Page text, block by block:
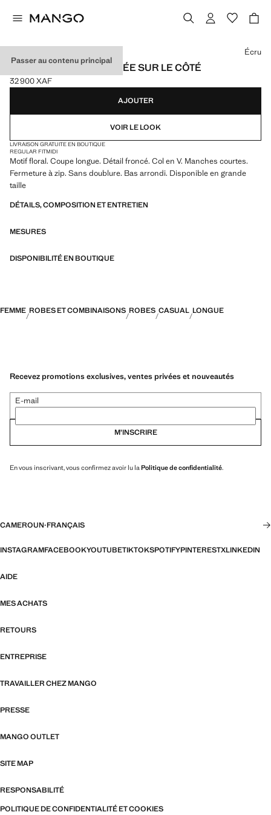
Passer au contenu principal
ROBE FLORALE FRONCÉE SUR LE CÔTÉ
Prix actuel [32 900 XAF ]
32 900 XAF
Choisissez une couleur
Écru
AJOUTER
VOIR LE LOOK
LIVRAISON GRATUITE EN BOUTIQUE
REGULAR FITMIDI
Motif floral. Coupe longue. Détail froncé. Col en V. Manches courtes.
Fermeture à zip. Sans doublure. Bas arrondi. Disponible en grande
taille
DÉTAILS, COMPOSITION ET ENTRETIEN
MESURES
DISPONIBILITÉ EN BOUTIQUE
FEMME ROBES ET COMBINAISONS ROBES CASUAL LONGUE
Recevez promotions exclusives, ventes privées et nouveautés
E-mail
M’INSCRIRE
En vous inscrivant, vous confirmez avoir lu la Politique de confidentialité.
CAMEROUN·FRANÇAIS
INSTAGRAMFACEBOOKYOUTUBETIKTOKSPOTIFYPINTERESTXLINKEDIN
AIDE
MES ACHATS
RETOURS
ENTREPRISE
TRAVAILLER CHEZ MANGO
PRESSE
MANGO OUTLET
SITE MAP
RESPONSABILITÉ
POLITIQUE DE CONFIDENTIALITÉ ET COOKIES